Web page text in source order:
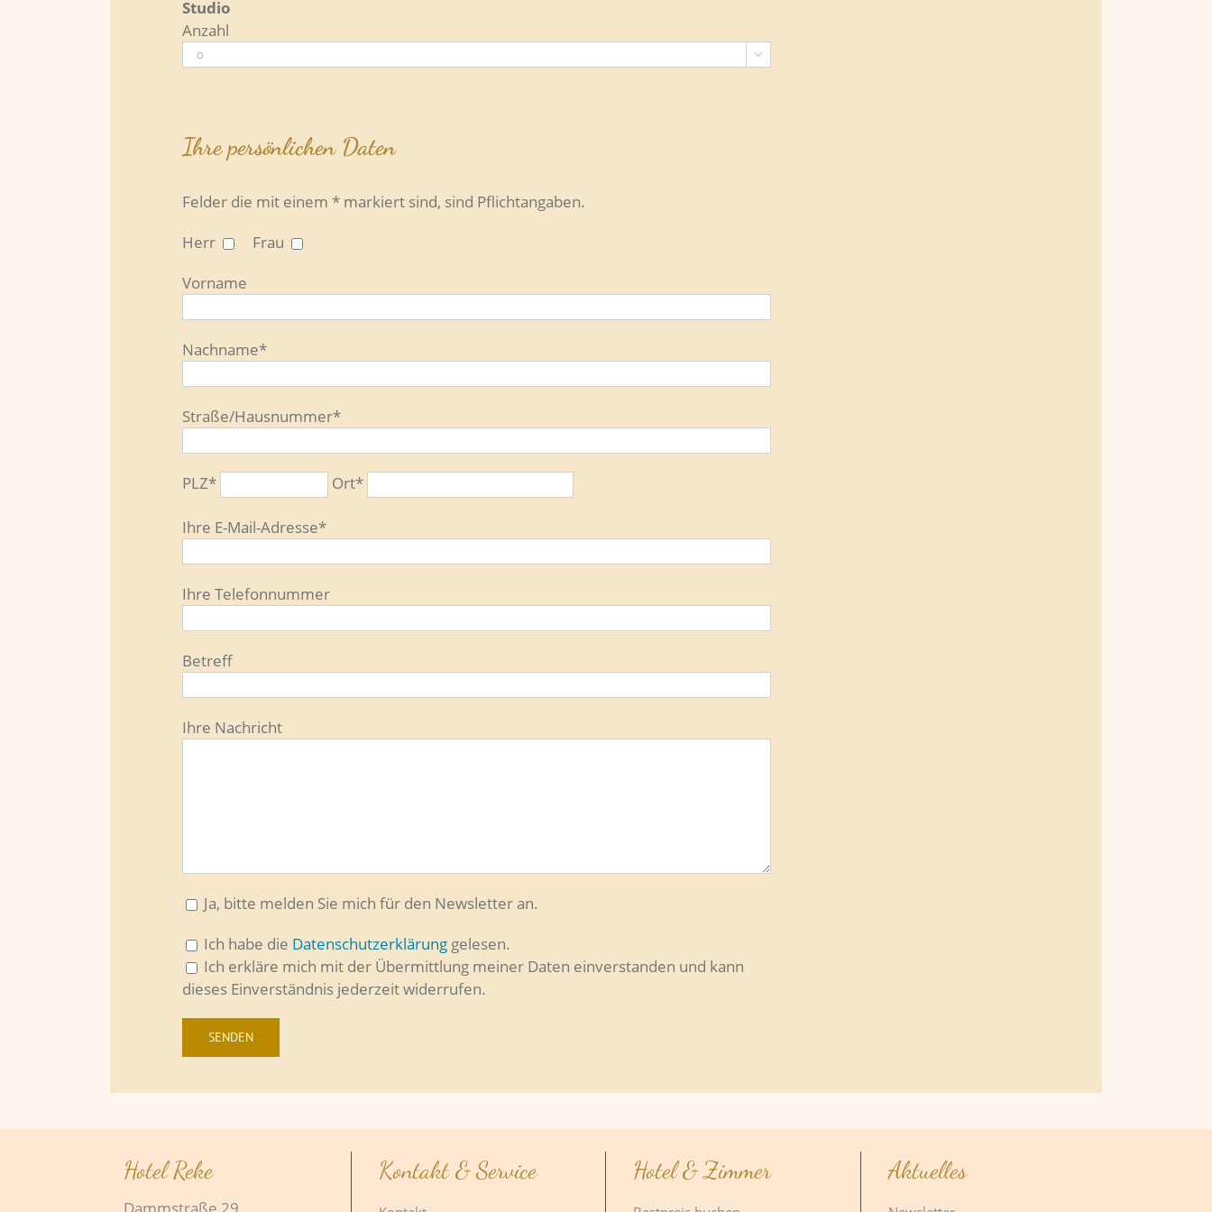
Studio
Anzahl

dieses
Ihre persönlichen Daten
Felder die mit einem * markiert sind, sind Pflichtangaben.
Herr
Frau
Vorname
Nachname*
Straße/Hausnummer*
PLZ* Ort*
Ihre E-Mail-Adresse*
Ihre Telefonnummer
Betreff
Ihre Nachricht
Ja, bitte melden Sie mich für den Newsletter an.
Ich habe die Datenschutzerklärung gelesen.
Ich erkläre mich mit der Übermittlung meiner Daten einverstanden und kann
dieses Einverständnis jederzeit widerrufen.
Hotel Reke Kontakt & Service Hotel & Zimmer Aktuelles